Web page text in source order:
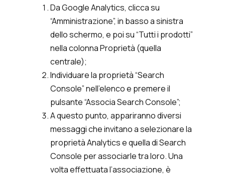
Da Google Analytics, clicca su
“Amministrazione”, in basso a sinistra
dello schermo, e poi su “Tutti i prodotti”
nella colonna Proprietà (quella
centrale);
Individuare la proprietà “Search
Console” nell’elenco e premere il
pulsante “Associa Search Console”;
A questo punto, appariranno diversi
messaggi che invitano a selezionare la
proprietà Analytics e quella di Search
Console per associarle tra loro. Una
volta effettuata l’associazione, è